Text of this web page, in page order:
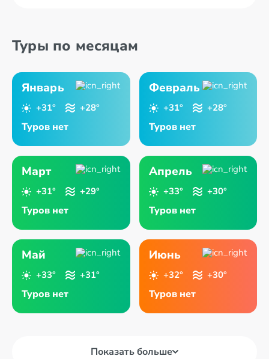
Туры по месяцам
Январь
+31° +28°
Туров нет
Февраль
+31° +28°
Туров нет
Март
+31° +29°
Туров нет
Апрель
+33° +30°
Туров нет
Май
+33° +31°
Туров нет
Июнь
+32° +30°
Туров нет
Показать больше